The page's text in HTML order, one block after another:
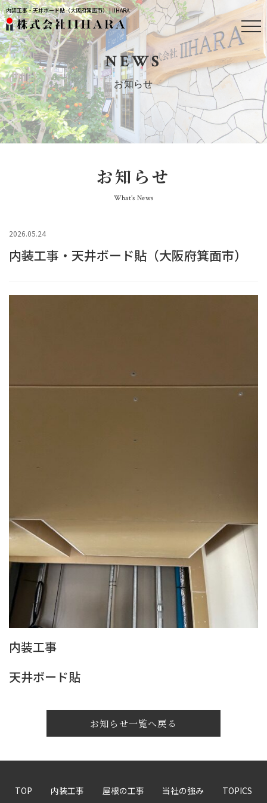
内装工事・天井ボード貼（大阪府箕面市） | IIHARA
NEWS
お知らせ
お知らせ
What’s News
2026.05.24
内装工事・天井ボード貼（大阪府箕面市）
内装工事
天井ボード貼
お知らせ一覧へ戻る
TOP 内装工事 屋根の工事 当社の強み TOPICS